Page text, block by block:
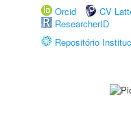
Orcid
CV
ResearcherID
Repositório